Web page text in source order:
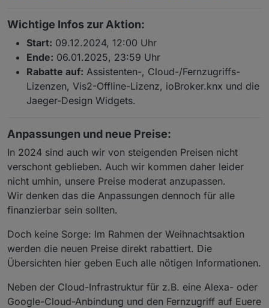
Wichtige Infos zur Aktion:
Start: 09.12.2024, 12:00 Uhr
Ende: 06.01.2025, 23:59 Uhr
Rabatte auf: Assistenten-, Cloud-/Fernzugriffs-
Lizenzen, Vis2-Offline-Lizenz, ioBroker.knx und die
Jaeger-Design Widgets.
Anpassungen und neue Preise:
In 2024 sind auch wir von steigenden Preisen nicht
verschont geblieben. Auch wir kommen daher leider
nicht umhin, unsere Preise moderat anzupassen.
Wir denken das die Anpassungen dennoch für alle
finanzierbar sein sollten.
Doch keine Sorge: Im Rahmen der Weihnachtsaktion
werden die neuen Preise direkt rabattiert. Die
Übersichten hier geben Euch alle nötigen Informationen.
Neben der Cloud-Infrastruktur für z.B. eine Alexa- oder
Google-Cloud-Anbindung und den Fernzugriff auf Euere